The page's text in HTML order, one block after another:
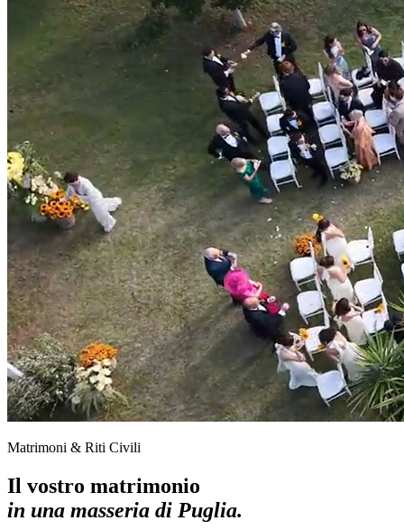
Matrimoni & Riti Civili
Il vostro matrimonio
in una masseria di Puglia.